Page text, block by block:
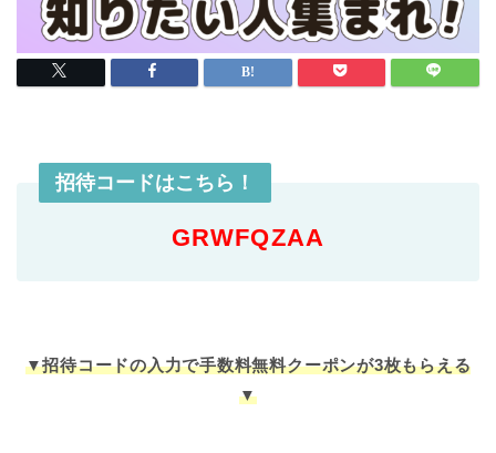
招待コードはこちら！
GRWFQZAA
▼招待コードの入力で手数料無料クーポンが3枚もらえる
▼